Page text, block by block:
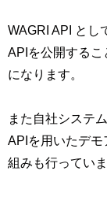
WAGRI API とし
APIを公開する
になります。
また自社システ
APIを用いたデモ
組みも行っていま